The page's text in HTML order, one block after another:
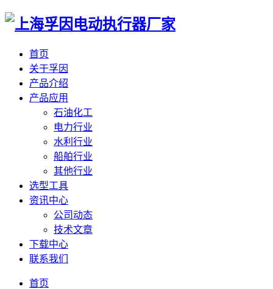
首页
关于孚因
产品介绍
产品应用
石油化工
电力行业
水利行业
船舶行业
其他行业
选型工具
资讯中心
公司动态
技术文章
下载中心
联系我们
首页